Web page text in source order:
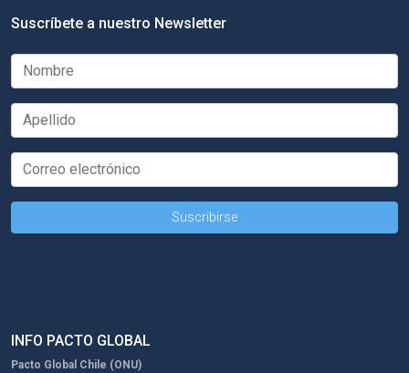
Suscríbete a nuestro Newsletter
INFO PACTO GLOBAL
Pacto Global Chile (ONU)